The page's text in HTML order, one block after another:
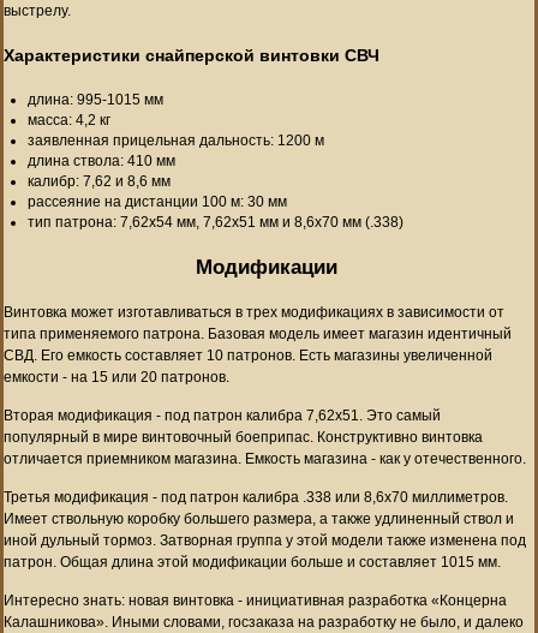
выстрелу.
Характеристики снайперской винтовки СВЧ
длина: 995-1015 мм
масса: 4,2 кг
заявленная прицельная дальность: 1200 м
длина ствола: 410 мм
калибр: 7,62 и 8,6 мм
рассеяние на дистанции 100 м: 30 мм
тип патрона: 7,62х54 мм, 7,62х51 мм и 8,6х70 мм (.338)
Модификации
Винтовка может изготавливаться в трех модификациях в зависимости от
типа применяемого патрона. Базовая модель имеет магазин идентичный
СВД. Его емкость составляет 10 патронов. Есть магазины увеличенной
емкости - на 15 или 20 патронов.
Вторая модификация - под патрон калибра 7,62х51. Это самый
популярный в мире винтовочный боеприпас. Конструктивно винтовка
отличается приемником магазина. Емкость магазина - как у отечественного.
Третья модификация - под патрон калибра .338 или 8,6х70 миллиметров.
Имеет ствольную коробку большего размера, а также удлиненный ствол и
иной дульный тормоз. Затворная группа у этой модели также изменена под
патрон. Общая длина этой модификации больше и составляет 1015 мм.
Интересно знать: новая винтовка - инициативная разработка «Концерна
Калашникова». Иными словами, госзаказа на разработку не было, и далеко